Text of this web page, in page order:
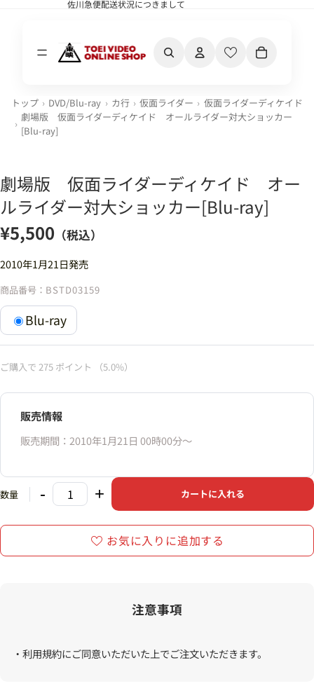
佐川急便配送状況につきまして
佐川急便配送状況につきまして
トップ DVD/Blu-ray カ行 仮面ライダー
仮面ライダーディケイド
劇場版 仮面ライダーディケイド オールライダー対大ショッカー
[Blu-ray]
劇場版 仮面ライダーディケイド オー
ルライダー対大ショッカー[Blu-ray]
¥5,500 （税込）
2010年1月21日発売
商品番号： BSTD03159
Blu-ray
ご購入で 275 ポイント （5.0%）
販売情報
販売期間：2010年1月21日 00時00分〜
数量 - + カートに入れる
お気に入りに追加する
注意事項
・利用規約にご同意いただいた上でご注文いただきます。